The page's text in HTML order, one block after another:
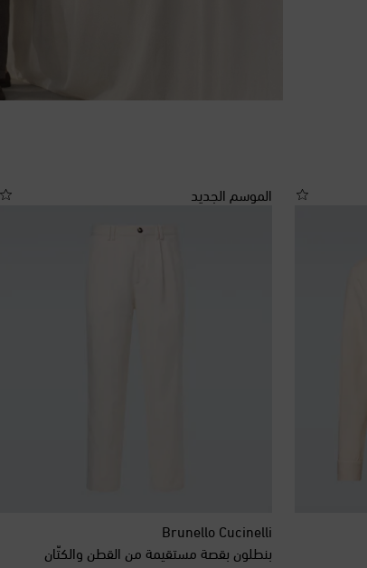
الموسم الجديد
Brunello Cucinelli
بنطلون بقصة مستقيمة من القطن والكتّان